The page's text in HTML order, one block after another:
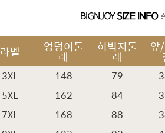
라벨 엉덩이둘
레
허벅지둘
레
앞
3XL 148 79
5XL 162 84
7XL 168 88